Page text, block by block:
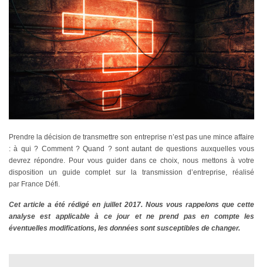
Prendre la décision de transmettre son entreprise n’est pas une mince affaire
: à qui ? Comment ? Quand ? sont autant de questions auxquelles vous
devrez répondre. Pour vous guider dans ce choix, nous mettons à votre
disposition un guide complet sur la transmission d’entreprise, réalisé
par France Défi.
Cet article a été rédigé en juillet 2017. Nous vous rappelons que cette
analyse est applicable à ce jour et ne prend pas en compte les
éventuelles modifications, les données sont susceptibles de changer.